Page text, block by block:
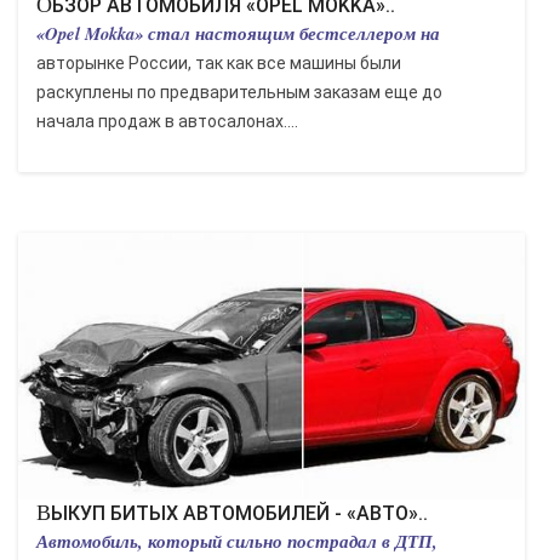
ОБЗОР АВТОМОБИЛЯ «OPEL MOKKA»..
«Opel Mokka» стал настоящим бестселлером на
авторынке России, так как все машины были
раскуплены по предварительным заказам еще до
начала продаж в автосалонах....
ВЫКУП БИТЫХ АВТОМОБИЛЕЙ - «АВТО»..
Автомобиль, который сильно пострадал в ДТП,